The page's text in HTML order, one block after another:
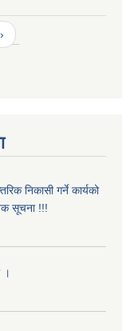
निकासी गर्ने कार्यको
सूचना !!!
।